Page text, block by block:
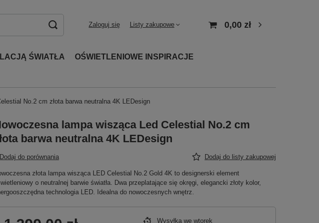
Zaloguj się Listy zakupowe 0,00 zł
ŚWIATŁA
OŚWIETLENIOWE INSPIRACJE
No.2 cm złota barwa neutralna 4K LEDesign
lampa wisząca Led Celestial No.2 cm
barwa neutralna 4K LEDesign
do porównania Dodaj do listy zakupowej
złota lampa wisząca LED Celestial No.2 Gold 4K to designerski element
o neutralnej barwie światła. Dwa przeplatające się okręgi, elegancki złoty kolor,
technologia LED. Idealna do nowoczesnych wnętrz.
Wysyłka we wtorek